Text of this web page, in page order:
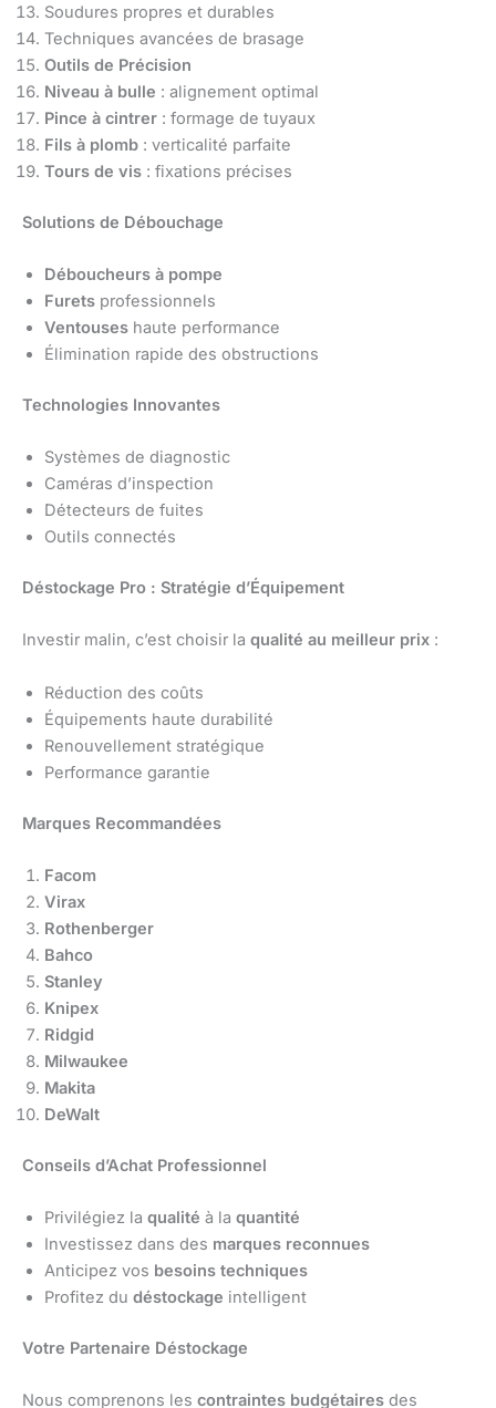
Soudures propres et durables
Techniques avancées de brasage
Outils de Précision
Niveau à bulle : alignement optimal
Pince à cintrer : formage de tuyaux
Fils à plomb : verticalité parfaite
Tours de vis : fixations précises
Solutions de Débouchage
Déboucheurs à pompe
Furets professionnels
Ventouses haute performance
Élimination rapide des obstructions
Technologies Innovantes
Systèmes de diagnostic
Caméras d’inspection
Détecteurs de fuites
Outils connectés
Déstockage Pro : Stratégie d’Équipement
Investir malin, c’est choisir la qualité au meilleur prix :
Réduction des coûts
Équipements haute durabilité
Renouvellement stratégique
Performance garantie
Marques Recommandées
Facom
Virax
Rothenberger
Bahco
Stanley
Knipex
Ridgid
Milwaukee
Makita
DeWalt
Conseils d’Achat Professionnel
Privilégiez la qualité à la quantité
Investissez dans des marques reconnues
Anticipez vos besoins techniques
Profitez du déstockage intelligent
Votre Partenaire Déstockage
Nous comprenons les contraintes budgétaires des